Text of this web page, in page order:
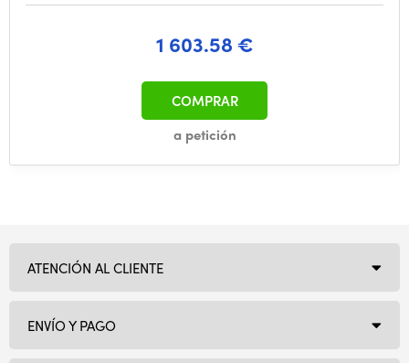
1 603.58 €
a petición
COMPRAR
ATENCIÓN AL CLIENTE
ENVÍO Y PAGO